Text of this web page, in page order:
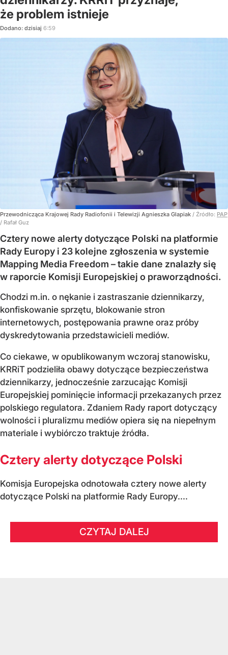
że problem istnieje
Dodano: dzisiaj 6:59
Przewodnicząca Krajowej Rady Radiofonii i Telewizji Agnieszka Glapiak / Źródło: PAP
/ Rafał Guz
Cztery nowe alerty dotyczące Polski na platformie
Rady Europy i 23 kolejne zgłoszenia w systemie
Mapping Media Freedom – takie dane znalazły się
w raporcie Komisji Europejskiej o praworządności.
Chodzi m.in. o nękanie i zastraszanie dziennikarzy,
konfiskowanie sprzętu, blokowanie stron
internetowych, postępowania prawne oraz próby
dyskredytowania przedstawicieli mediów.
Co ciekawe, w opublikowanym wczoraj stanowisku,
KRRiT podzieliła obawy dotyczące bezpieczeństwa
dziennikarzy, jednocześnie zarzucając Komisji
Europejskiej pominięcie informacji przekazanych przez
polskiego regulatora. Zdaniem Rady raport dotyczący
wolności i pluralizmu mediów opiera się na niepełnym
materiale i wybiórczo traktuje źródła.
Cztery alerty dotyczące Polski
Komisja Europejska odnotowała cztery nowe alerty
dotyczące Polski na platformie Rady Europy....
CZYTAJ DALEJ